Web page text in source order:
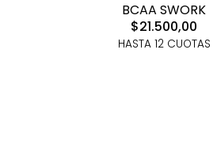
BCAA SWORK
$21.500,00
HASTA 12 CUOTAS